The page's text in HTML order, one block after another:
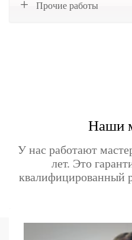
Прочие работы
Наши
У нас работают
лет. Это
квалифицированный